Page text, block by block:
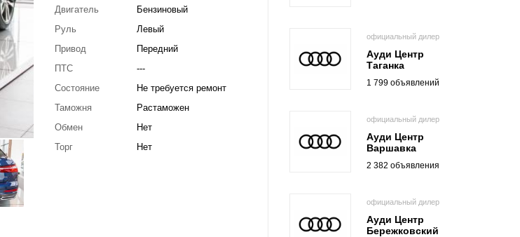
Двигатель
Бензиновый
Руль
Левый
Привод
Передний
ПТС
---
Состояние
Не требуется ремонт
Таможня
Растаможен
Обмен
Нет
Торг
Нет
официальный дилер
Ауди Центр
Таганка
1 799 объявлений
официальный дилер
Ауди Центр
Варшавка
2 382 объявления
официальный дилер
Ауди Центр
Бережковский